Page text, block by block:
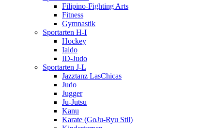
Filipino-Fighting Arts
Fitness
Gymnastik
Sportarten H-I
Hockey
Iaido
ID-Judo
Sportarten J-L
Jazztanz LasChicas
Judo
Jugger
Ju-Jutsu
Kanu
Karate (GoJu-Ryu Stil)